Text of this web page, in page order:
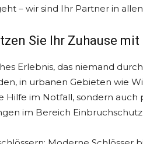
– wir sind Ihr Partner in
Sie Ihr Zuhause mit
Erlebnis, das niemand
in urbanen Gebieten wie
im Notfall, sondern
im Bereich